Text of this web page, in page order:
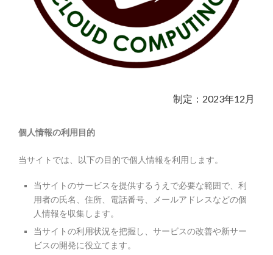
制定：2023年12月
個人情報の利用目的
当サイトでは、以下の目的で個人情報を利用します。
当サイトのサービスを提供するうえで必要な範囲で、利
用者の氏名、住所、電話番号、メールアドレスなどの個
人情報を収集します。
当サイトの利用状況を把握し、サービスの改善や新サー
ビスの開発に役立てます。